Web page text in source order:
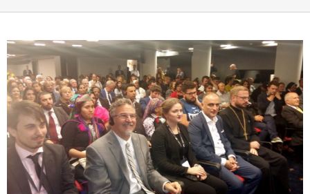
View
Larger
Image